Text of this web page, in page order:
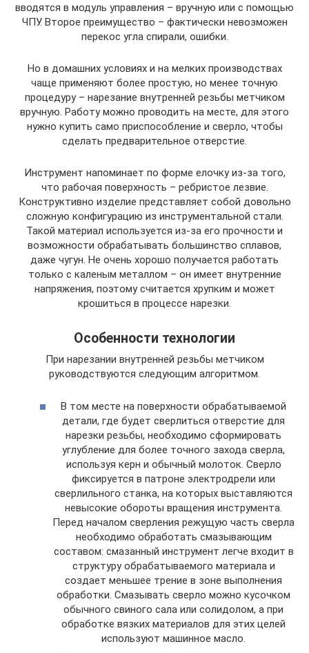
вводятся в модуль управления – вручную или с помощью
ЧПУ. Второе преимущество – фактически невозможен
перекос угла спирали, ошибки.
Но в домашних условиях и на мелких производствах
чаще применяют более простую, но менее точную
процедуру – нарезание внутренней резьбы метчиком
вручную. Работу можно проводить на месте, для этого
нужно купить само приспособление и сверло, чтобы
сделать предварительное отверстие.
Инструмент напоминает по форме елочку из-за того,
что рабочая поверхность – ребристое лезвие.
Конструктивно изделие представляет собой довольно
сложную конфигурацию из инструментальной стали.
Такой материал используется из-за его прочности и
возможности обрабатывать большинство сплавов,
даже чугун. Не очень хорошо получается работать
только с каленым металлом – он имеет внутренние
напряжения, поэтому считается хрупким и может
крошиться в процессе нарезки.
Особенности технологии
При нарезании внутренней резьбы метчиком
руководствуются следующим алгоритмом.
В том месте на поверхности обрабатываемой
детали, где будет сверлиться отверстие для
нарезки резьбы, необходимо сформировать
углубление для более точного захода сверла,
используя керн и обычный молоток. Сверло
фиксируется в патроне электродрели или
сверлильного станка, на которых выставляются
невысокие обороты вращения инструмента.
Перед началом сверления режущую часть сверла
необходимо обработать смазывающим
составом: смазанный инструмент легче входит в
структуру обрабатываемого материала и
создает меньшее трение в зоне выполнения
обработки. Смазывать сверло можно кусочком
обычного свиного сала или солидолом, а при
обработке вязких материалов для этих целей
используют машинное масло.